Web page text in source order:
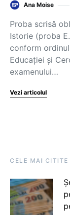
Ana Moise
Proba scrisă
Istorie (proba
conform
Educației și
examenului…
Vezi articolul
CELE MAI CITITE